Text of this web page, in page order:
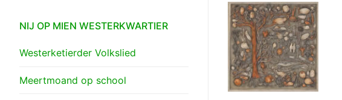
NIJ OP MIEN WESTERKWARTIER
Westerketierder Volkslied
Meertmoand op school